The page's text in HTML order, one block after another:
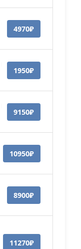
4970₽
1950₽
9150₽
10950₽
8900₽
11270₽